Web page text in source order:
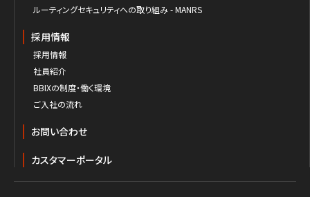
ルーティングセキュリティへの取り組み - MANRS
採用情報
採用情報
社員紹介
BBIXの制度・働く環境
ご入社の流れ
お問い合わせ
カスタマーポータル